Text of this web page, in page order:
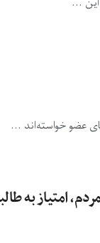
عضو خواسته‌اند ...
امتیاز به